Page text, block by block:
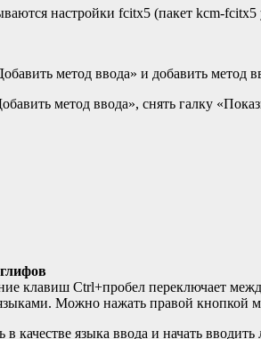
настройки fcitx5 (пакет kcm-fcitx5
метод ввода» и добавить метод
метод ввода», снять галку
клавиш Ctrl+пробел переключает
Можно нажать правой кнопкой
качестве языка ввода и начать